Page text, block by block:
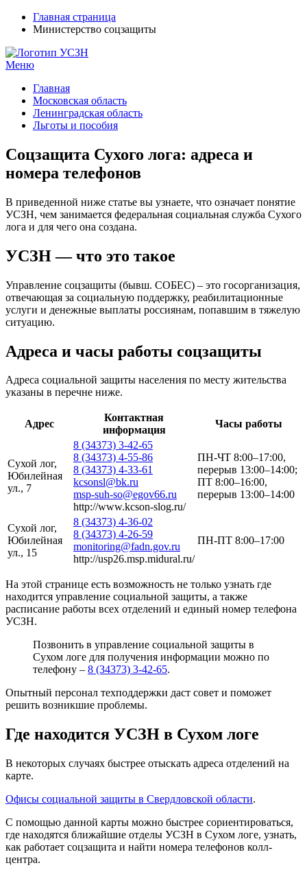
Главная страница
Министерство соцзащиты
Меню
Главная
Московская область
Ленинградская область
Льготы и пособия
Соцзащита Сухого лога: адреса и
номера телефонов
В приведенной ниже статье вы узнаете, что означает понятие
УСЗН, чем занимается федеральная социальная служба Сухого
лога и для чего она создана.
УСЗН — что это такое
Управление соцзащиты (бывш. СОБЕС) – это госорганизация,
отвечающая за социальную поддержку, реабилитационные
услуги и денежные выплаты россиянам, попавшим в тяжелую
ситуацию.
Адреса и часы работы соцзащиты
Адреса социальной защиты населения по месту жительства
указаны в перечне ниже.
Адрес
Контактная
информация
Часы работы
Сухой лог,
Юбилейная
ул., 7
8 (34373) 3-42-65
8 (34373) 4-55-86
8 (34373) 4-33-61
kcsonsl@bk.ru
msp-suh-so@egov66.ru
http://www.kcson-slog.ru/
ПН-ЧТ 8:00–17:00,
перерыв 13:00–14:00;
ПТ 8:00–16:00,
перерыв 13:00–14:00
Сухой лог,
Юбилейная
ул., 15
8 (34373) 4-36-02
8 (34373) 4-26-59
monitoring@fadn.gov.ru
http://usp26.msp.midural.ru/
ПН-ПТ 8:00–17:00
На этой странице есть возможность не только узнать где
находится управление социальной защиты, а также
расписание работы всех отделений и единый номер телефона
УСЗН.
Позвонить в управление социальной защиты в
Сухом логе для получения информации можно по
телефону – 8 (34373) 3-42-65.
Опытный персонал техподдержки даст совет и поможет
решить возникшие проблемы.
Где находится УСЗН в Сухом логе
В некоторых случаях быстрее отыскать адреса отделений на
карте.
Офисы социальной защиты в Свердловской области.
С помощью данной карты можно быстрее сориентироваться,
где находятся ближайшие отделы УСЗН в Сухом логе, узнать,
как работает соцзащита и найти номера телефонов колл-
центра.